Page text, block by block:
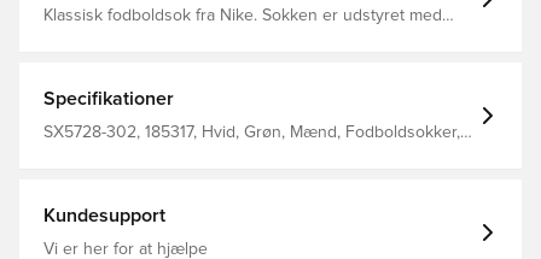
Klassisk fodboldsok fra Nike. Sokken er udstyret med
Specifikationer
SX5728-302, 185317, Hvid, Grøn, Mænd, Fodboldsokker,
Kundesupport
Vi er her for at hjælpe